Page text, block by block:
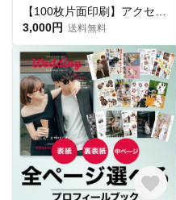
3,000円 送料無料